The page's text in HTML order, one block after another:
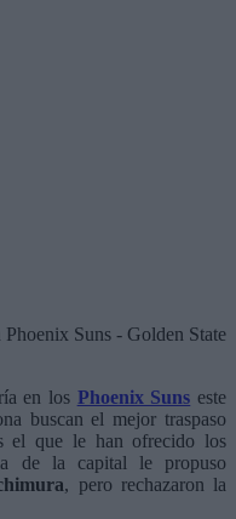
en los Phoenix Suns este
buscan el mejor traspaso
el que le han ofrecido los
de la capital le propuso
, pero rechazaron la